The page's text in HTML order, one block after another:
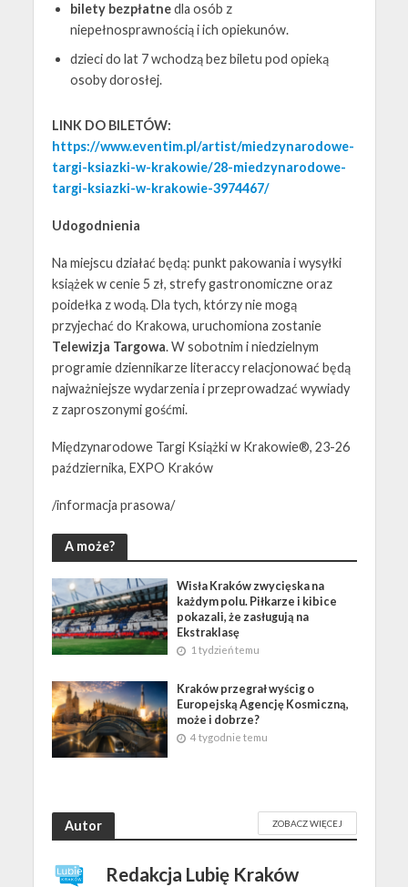
bilety bezpłatnedla osób z
niepełnosprawnością i ich opiekunów.
dzieci do lat 7 wchodzą bez biletu pod opieką
osoby dorosłej.
LINK DO BILETÓW:
https://www.eventim.pl/artist/miedzynarodowe-
targi-ksiazki-w-krakowie/28-miedzynarodowe-
targi-ksiazki-w-krakowie-3974467/
Udogodnienia
Na miejscu działać będą: punkt pakowania i wysyłki
książek w cenie 5 zł, strefy gastronomiczne oraz
poidełka z wodą. Dla tych, którzy nie mogą
przyjechać do Krakowa, uruchomiona zostanie
Telewizja Targowa. W sobotnim i niedzielnym
programie dziennikarze literaccy relacjonować będą
najważniejsze wydarzenia i przeprowadzać wywiady
z zaproszonymi gośćmi.
Międzynarodowe Targi Książki w Krakowie®, 23-26
października, EXPO Kraków
/informacja prasowa/
A może?
Wisła Kraków zwycięska na
każdym polu. Piłkarze i kibice
pokazali, że zasługują na
Ekstraklasę
1 tydzień temu
Kraków przegrał wyścig o
Europejską Agencję Kosmiczną,
może i dobrze?
4 tygodnie temu
Autor ZOBACZ WIĘCEJ
Redakcja Lubię Kraków